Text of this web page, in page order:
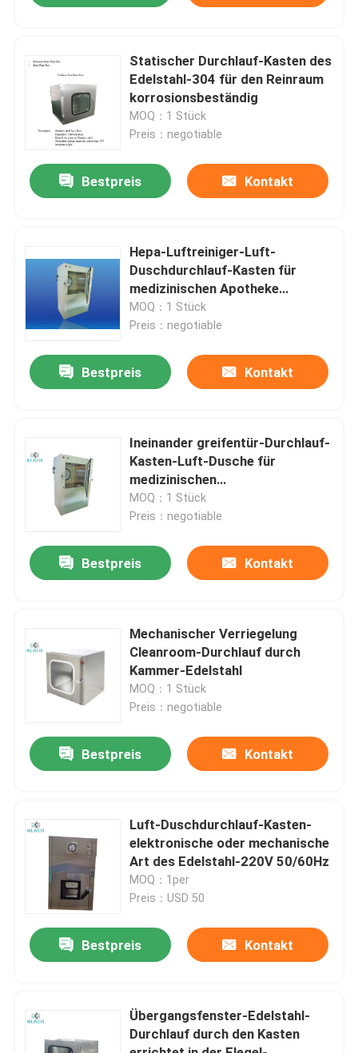
Produkte
Über uns
Fabrik-Ausflug
Treten Sie mit uns in Verbindung
Fordern Sie ein Zitat
Taschenluftfilter
hepa Luftfilter
Statischer Durchlauf-Kasten des
Edelstahl-304 für den Reinraum
korrosionsbeständig
MOQ：1 Stück
Preis：negotiable
Bestpreis Kontakt
Hepa-Luftreiniger-Luft-
Duschdurchlauf-Kasten für
medizinischen Apotheke
Cleanroom
MOQ：1 Stück
Preis：negotiable
Bestpreis Kontakt
Ineinander greifentür-Durchlauf-
Kasten-Luft-Dusche für
medizinischen
pharmazeutischen Reinraum
MOQ：1 Stück
Preis：negotiable
Bestpreis Kontakt
Mechanischer Verriegelung
Cleanroom-Durchlauf durch
Kammer-Edelstahl
MOQ：1 Stück
Preis：negotiable
Bestpreis Kontakt
Luft-Duschdurchlauf-Kasten-
elektronische oder mechanische
Art des Edelstahl-220V 50/60Hz
MOQ：1per
Preis：USD 50
Bestpreis Kontakt
Übergangsfenster-Edelstahl-
Durchlauf durch den Kasten